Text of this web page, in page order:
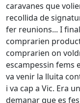
caravanes que
recollida de
fer reunions... I
comprarien
comprarien on
escampessin fems
va venir la lluita
i va cap a Vic. Era
demanar que es